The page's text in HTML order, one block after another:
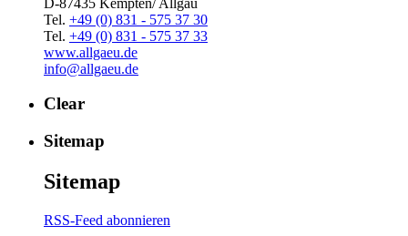
Tel. +49 (0) 831 - 575 37 30
Tel. +49 (0) 831 - 575 37 33
www.allgaeu.de
info@allgaeu.de
Clear
Sitemap
Sitemap
RSS-Feed abonnieren